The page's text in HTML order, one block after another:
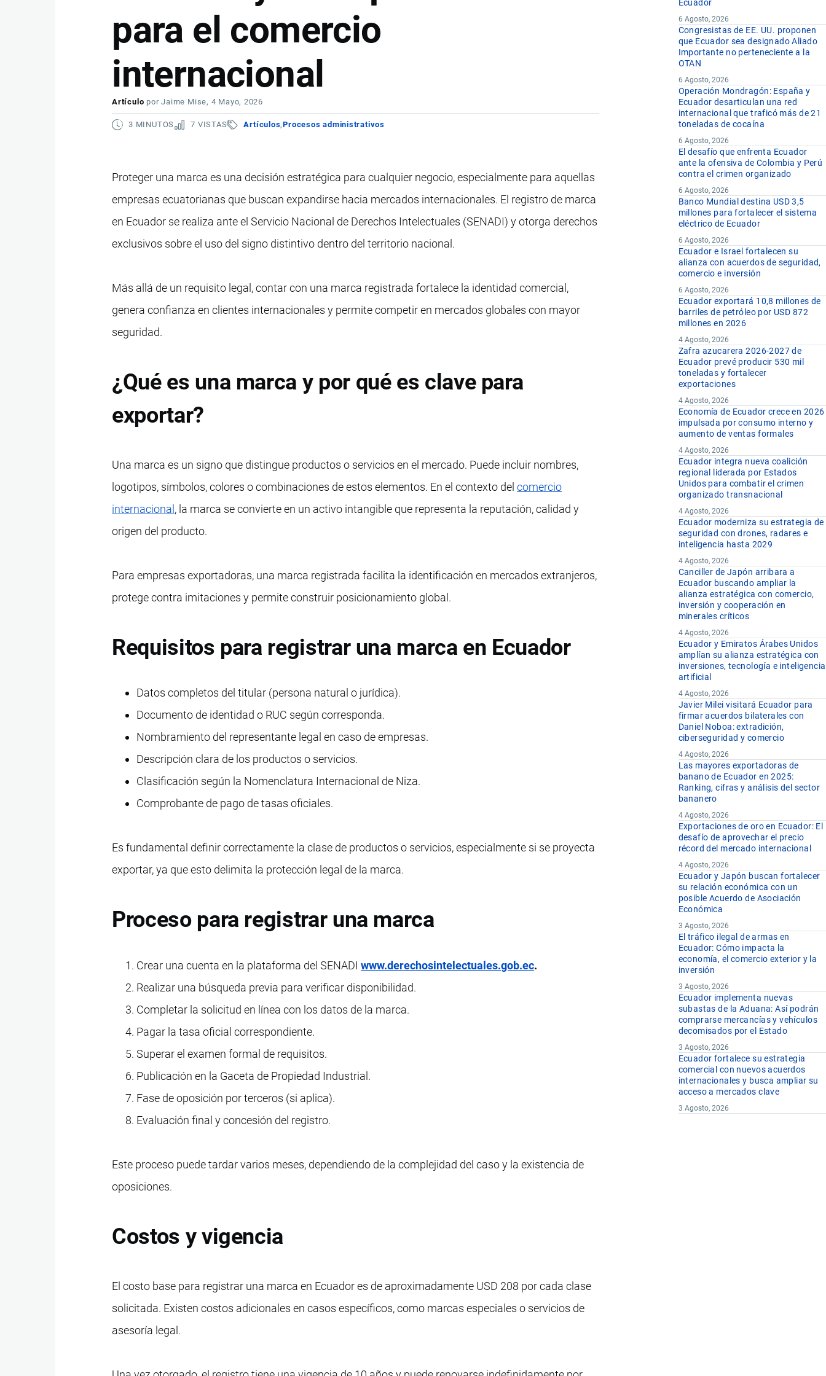
para el comercio
internacional
Artículo porJaime Mise, 4 Mayo, 2026
3 MINUTOS 7 VISTAS Artículos Procesos administrativos
Proteger una marca es una decisión estratégica para cualquier negocio, especialmente para aquellas
empresas ecuatorianas que buscan expandirse hacia mercados internacionales. El registro de marca
en Ecuador se realiza ante el Servicio Nacional de Derechos Intelectuales (SENADI) y otorga derechos
exclusivos sobre el uso del signo distintivo dentro del territorio nacional.
Más allá de un requisito legal, contar con una marca registrada fortalece la identidad comercial,
genera confianza en clientes internacionales y permite competir en mercados globales con mayor
seguridad.
¿Qué es una marca y por qué es clave para
exportar?
Una marca es un signo que distingue productos o servicios en el mercado. Puede incluir nombres,
logotipos, símbolos, colores o combinaciones de estos elementos. En el contexto delcomercio
internacional, la marca se convierte en un activo intangible que representa la reputación, calidad y
origen del producto.
Para empresas exportadoras, una marca registrada facilita la identificación en mercados extranjeros,
protege contra imitaciones y permite construir posicionamiento global.
Requisitos para registrar una marca en Ecuador
Datos completos del titular (persona natural o jurídica).
Documento de identidad o RUC según corresponda.
Nombramiento del representante legal en caso de empresas.
Descripción clara de los productos o servicios.
Clasificación según la Nomenclatura Internacional de Niza.
Comprobante de pago de tasas oficiales.
Es fundamental definir correctamente la clase de productos o servicios, especialmente si se proyecta
exportar, ya que esto delimita la protección legal de la marca.
Proceso para registrar una marca
Crear una cuenta en la plataforma del SENADIwww.derechosintelectuales.gob.ec.
Realizar una búsqueda previa para verificar disponibilidad.
Completar la solicitud en línea con los datos de la marca.
Pagar la tasa oficial correspondiente.
Superar el examen formal de requisitos.
Publicación en la Gaceta de Propiedad Industrial.
Fase de oposición por terceros (si aplica).
Evaluación final y concesión del registro.
Este proceso puede tardar varios meses, dependiendo de la complejidad del caso y la existencia de
oposiciones.
Costos y vigencia
El costo base para registrar una marca en Ecuador es de aproximadamente USD 208 por cada clase
solicitada. Existen costos adicionales en casos específicos, como marcas especiales o servicios de
asesoría legal.
Ecuador
6 Agosto, 2026
Congresistas de EE. UU. proponen
que Ecuador sea designado Aliado
Importante no perteneciente a la
OTAN
6 Agosto, 2026
Operación Mondragón: España y
Ecuador desarticulan una red
internacional que traficó más de 21
toneladas de cocaína
6 Agosto, 2026
El desafío que enfrenta Ecuador
ante la ofensiva de Colombia y Perú
contra el crimen organizado
6 Agosto, 2026
Banco Mundial destina USD 3,5
millones para fortalecer el sistema
eléctrico de Ecuador
6 Agosto, 2026
Ecuador e Israel fortalecen su
alianza con acuerdos de seguridad,
comercio e inversión
6 Agosto, 2026
Ecuador exportará 10,8 millones de
barriles de petróleo por USD 872
millones en 2026
4 Agosto, 2026
Zafra azucarera 2026-2027 de
Ecuador prevé producir 530 mil
toneladas y fortalecer
exportaciones
4 Agosto, 2026
Economía de Ecuador crece en 2026
impulsada por consumo interno y
aumento de ventas formales
4 Agosto, 2026
Ecuador integra nueva coalición
regional liderada por Estados
Unidos para combatir el crimen
organizado transnacional
4 Agosto, 2026
Ecuador moderniza su estrategia de
seguridad con drones, radares e
inteligencia hasta 2029
4 Agosto, 2026
Canciller de Japón arribara a
Ecuador buscando ampliar la
alianza estratégica con comercio,
inversión y cooperación en
minerales críticos
4 Agosto, 2026
Ecuador y Emiratos Árabes Unidos
amplían su alianza estratégica con
inversiones, tecnología e inteligencia
artificial
4 Agosto, 2026
Javier Milei visitará Ecuador para
firmar acuerdos bilaterales con
Daniel Noboa: extradición,
ciberseguridad y comercio
4 Agosto, 2026
Las mayores exportadoras de
banano de Ecuador en 2025:
Ranking, cifras y análisis del sector
bananero
4 Agosto, 2026
Exportaciones de oro en Ecuador: El
desafío de aprovechar el precio
récord del mercado internacional
4 Agosto, 2026
Ecuador y Japón buscan fortalecer
su relación económica con un
posible Acuerdo de Asociación
Económica
3 Agosto, 2026
El tráfico ilegal de armas en
Ecuador: Cómo impacta la
economía, el comercio exterior y la
inversión
3 Agosto, 2026
Ecuador implementa nuevas
subastas de la Aduana: Así podrán
comprarse mercancías y vehículos
decomisados por el Estado
3 Agosto, 2026
Ecuador fortalece su estrategia
comercial con nuevos acuerdos
internacionales y busca ampliar su
acceso a mercados clave
3 Agosto, 2026